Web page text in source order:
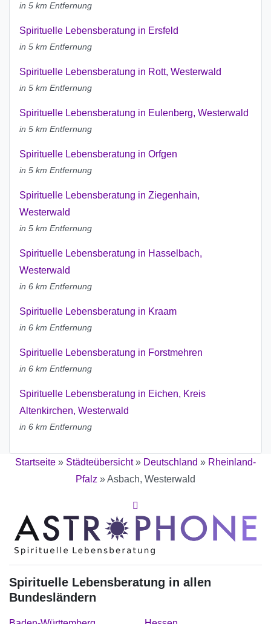
in 5 km Entfernung
Spirituelle Lebensberatung in Ersfeld
in 5 km Entfernung
Spirituelle Lebensberatung in Rott, Westerwald
in 5 km Entfernung
Spirituelle Lebensberatung in Eulenberg, Westerwald
in 5 km Entfernung
Spirituelle Lebensberatung in Orfgen
in 5 km Entfernung
Spirituelle Lebensberatung in Ziegenhain,
Westerwald
in 5 km Entfernung
Spirituelle Lebensberatung in Hasselbach,
Westerwald
in 6 km Entfernung
Spirituelle Lebensberatung in Kraam
in 6 km Entfernung
Spirituelle Lebensberatung in Forstmehren
in 6 km Entfernung
Spirituelle Lebensberatung in Eichen, Kreis
Altenkirchen, Westerwald
in 6 km Entfernung
Startseite » Städteübersicht» Deutschland » Rheinland-
Pfalz »Asbach, Westerwald
Spirituelle Lebensberatung in allen
Bundesländern